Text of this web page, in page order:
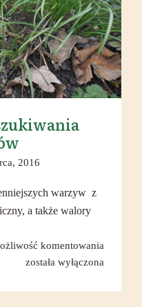
smaków
2016
warzyw z
a także walory
komentowania
została wyłączona